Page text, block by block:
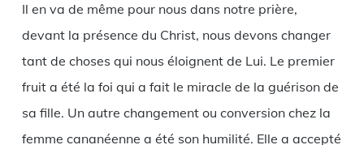
Il en va de même pour nous dans notre prière,
devant la présence du Christ, nous devons changer
tant de choses qui nous éloignent de Lui. Le premier
fruit a été la foi qui a fait le miracle de la guérison de
sa fille. Un autre changement ou conversion chez la
femme cananéenne a été son humilité. Elle a accepté